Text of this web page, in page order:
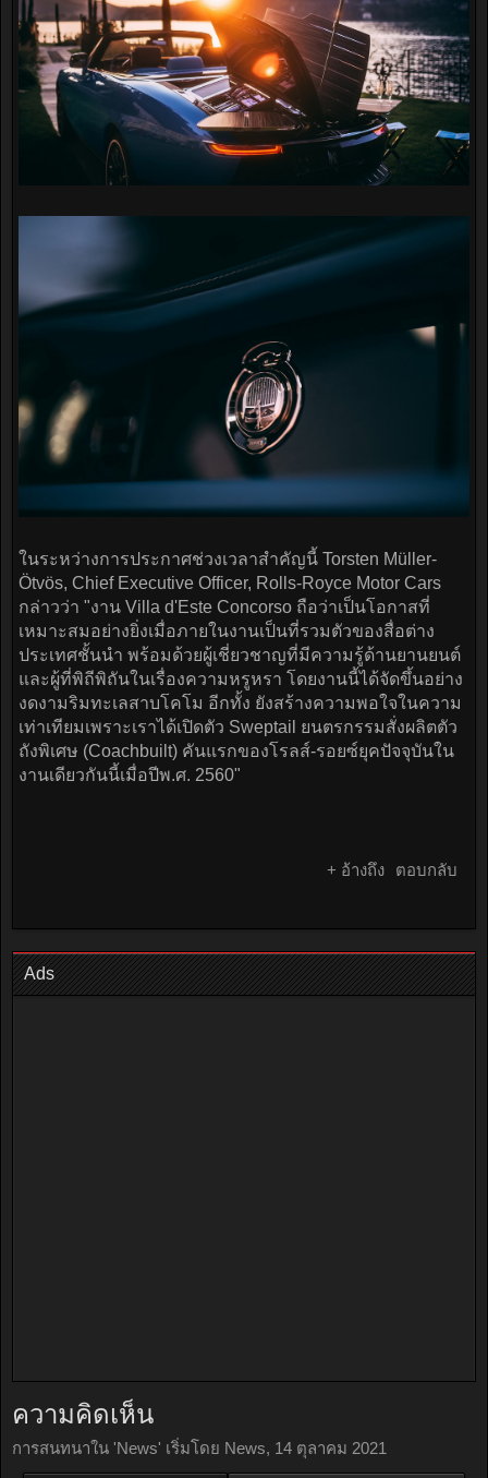
ในระหว่างการประกาศช่วงเวลาสำคัญนี้ Torsten Müller-
Ötvös, Chief Executive Officer, Rolls-Royce Motor Cars
กล่าวว่า "งาน Villa d'Este Concorso ถือว่าเป็นโอกาสที่
เหมาะสมอย่างยิ่งเมื่อภายในงานเป็นที่รวมตัวของสื่อต่าง
ประเทศชั้นนำ พร้อมด้วยผู้เชี่ยวชาญที่มีความรู้ด้านยานยนต์
และผู้ที่พิถีพิถันในเรื่องความหรูหรา โดยงานนี้ได้จัดขึ้นอย่าง
งดงามริมทะเลสาบโคโม อีกทั้ง ยังสร้างความพอใจในความ
เท่าเทียมเพราะเราได้เปิดตัว Sweptail ยนตรกรรมสั่งผลิตตัว
ถังพิเศษ (Coachbuilt) คันแรกของโรลส์-รอยซ์ยุคปัจจุบันใน
งานเดียวกันนี้เมื่อปีพ.ศ. 2560"
+ อ้างถึง ตอบกลับ
Ads
ความคิดเห็น
การสนทนาใน 'News' เริ่มโดย News, 14 ตุลาคม 2021